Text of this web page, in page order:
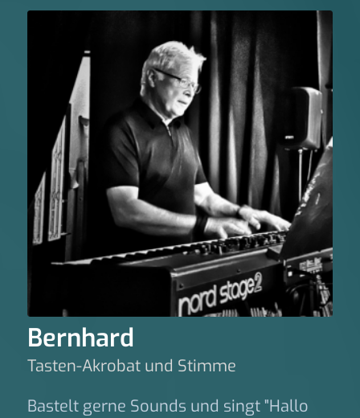
Bernhard
Tasten-Akrobat und Stimme
Bastelt gerne Sounds und singt "Hallo